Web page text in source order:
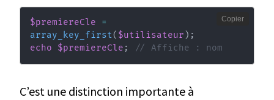
$premiereCle
=
array_key_first( $utilisateur ) ;
echo
$premiereCle ; // Affiche : nom
Copier
C’est une distinction importante à